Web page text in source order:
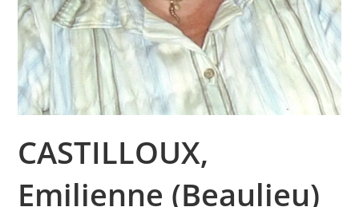
CASTILLOUX,
Emilienne (Beaulieu)